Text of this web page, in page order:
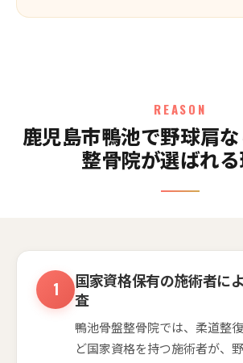
REASON
鹿児島市鴨池で野球肩
整骨院が選ばれ
国家資格保有の施術者に
査
鴨池骨盤整骨院では、柔道整
ど国家資格を持つ施術者が、